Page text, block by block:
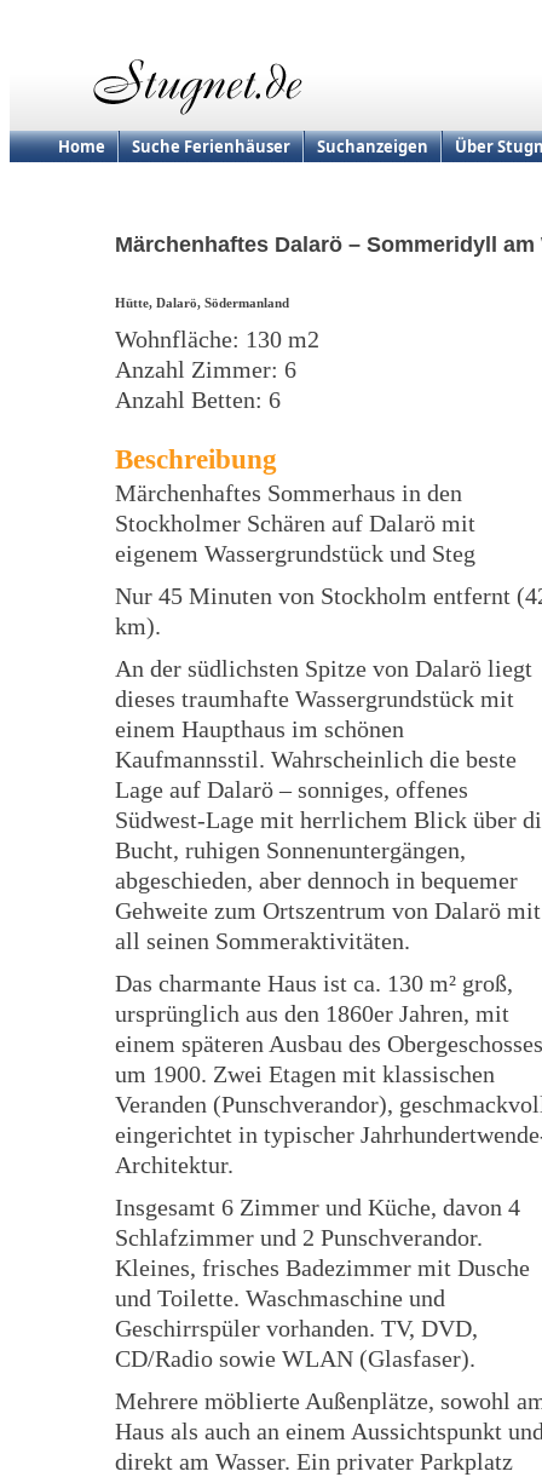
Home Suche Ferienhäuser Suchanzeigen Über
Märchenhaftes Dalarö – Sommeridyll am
Hütte, Dalarö, Södermanland
Wohnfläche: 130 m2
Anzahl Zimmer: 6
Anzahl Betten: 6
Beschreibung
Märchenhaftes Sommerhaus in den
Stockholmer Schären auf Dalarö mit
eigenem Wassergrundstück und Steg
Nur 45 Minuten von Stockholm entfernt
km).
An der südlichsten Spitze von Dalarö liegt
dieses traumhafte Wassergrundstück mit
einem Haupthaus im schönen
Kaufmannsstil. Wahrscheinlich die beste
Lage auf Dalarö – sonniges, offenes
Südwest-Lage mit herrlichem Blick über
Bucht, ruhigen Sonnenuntergängen,
abgeschieden, aber dennoch in bequemer
Gehweite zum Ortszentrum von Dalarö mit
all seinen Sommeraktivitäten.
Das charmante Haus ist ca. 130 m² groß,
ursprünglich aus den 1860er Jahren, mit
einem späteren Ausbau des Obergeschosses
um 1900. Zwei Etagen mit klassischen
Veranden (Punschverandor),
eingerichtet in typischer
Architektur.
Insgesamt 6 Zimmer und Küche, davon 4
Schlafzimmer und 2 Punschverandor.
Kleines, frisches Badezimmer mit Dusche
und Toilette. Waschmaschine und
Geschirrspüler vorhanden. TV, DVD,
CD/Radio sowie WLAN (Glasfaser).
Mehrere möblierte Außenplätze, sowohl
Haus als auch an einem Aussichtspunkt
direkt am Wasser. Ein privater Parkplatz